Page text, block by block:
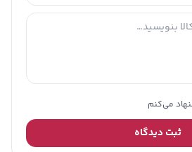
می‌کنم
ثبت دیدگاه